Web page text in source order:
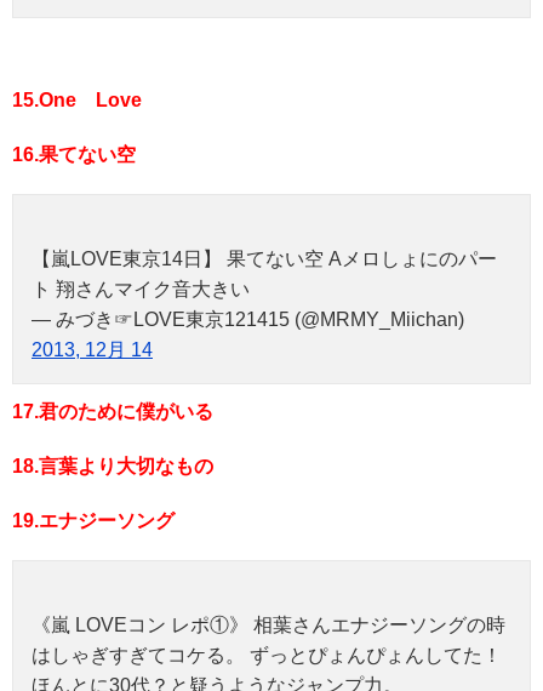
15.One Love
16.果てない空
【嵐LOVE東京14日】 果てない空 Aメロしょにのパー
ト 翔さんマイク音大きい
— みづき☞LOVE東京121415 (@MRMY_Miichan)
2013, 12月 14
17.君のために僕がいる
18.言葉より大切なもの
19.エナジーソング
《嵐 LOVEコン レポ①》 相葉さんエナジーソングの時
はしゃぎすぎてコケる。 ずっとぴょんぴょんしてた！
ほんとに30代？と疑うようなジャンプ力。